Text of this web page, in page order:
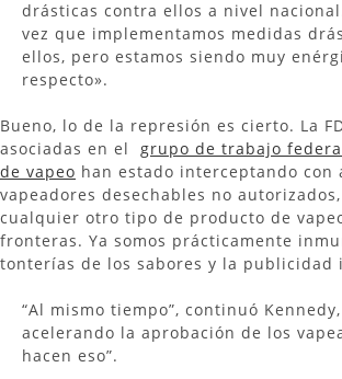
drásticas contra ellos a nivel
vez que implementamos medidas
ellos, pero estamos siendo muy
respecto».
Bueno, lo de la represión es cierto. La
asociadas en el grupo de trabajo
de vapeo han estado interceptando con
vapeadores desechables no
cualquier otro tipo de producto de
fronteras. Ya somos prácticamente
tonterías de los sabores y la publicidad
“Al mismo tiempo”, continuó Kennedy,
acelerando la aprobación de los
hacen eso”.